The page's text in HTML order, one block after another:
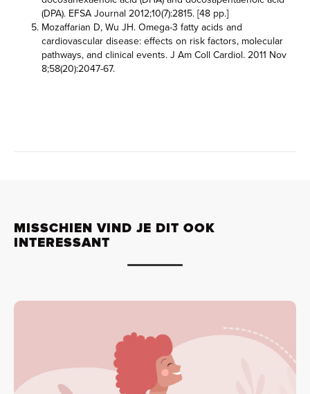
(DPA). EFSA Journal 2012;10(7):2815. [48 pp.]
Mozaffarian D, Wu JH. Omega-3 fatty acids and
cardiovascular disease: effects on risk factors, molecular
pathways, and clinical events. J Am Coll Cardiol. 2011 Nov
8;58(20):2047-67.
MISSCHIEN VIND JE DIT OOK
INTERESSANT